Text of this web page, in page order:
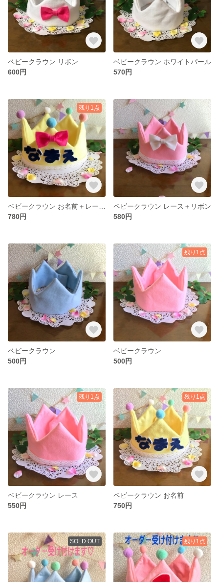
ベビークラウン リボン
600円
ベビークラウン ホワイトパール
570円
残り1点
780円
ベビークラウン レース＋リボン
580円
ベビークラウン
500円
残り1点
ベビークラウン
500円
残り1点
ベビークラウン レース
550円
残り1点
ベビークラウン お名前
750円
SOLD OUT 残り1点